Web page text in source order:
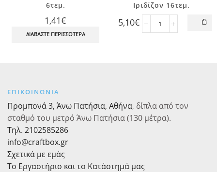
6τεμ.
1,41€
ΔΙΑΒΆΣΤΕ ΠΕΡΙΣΣΌΤΕΡΑ
Ιριδίζον 16τεμ.
5,10€
Χαρτοπετσέτες
ΕΠΙΚΟΙΝΩΝΙΑ
Προμπονά 3, Άνω Πατήσια, Αθήνα, δίπλα από τον
σταθμό του μετρό Άνω Πατήσια (130 μέτρα).
Τηλ. 2102585286
info@craftbox.gr
Σχετικά με εμάς
Το Εργαστήριο και το Κατάστημά μας